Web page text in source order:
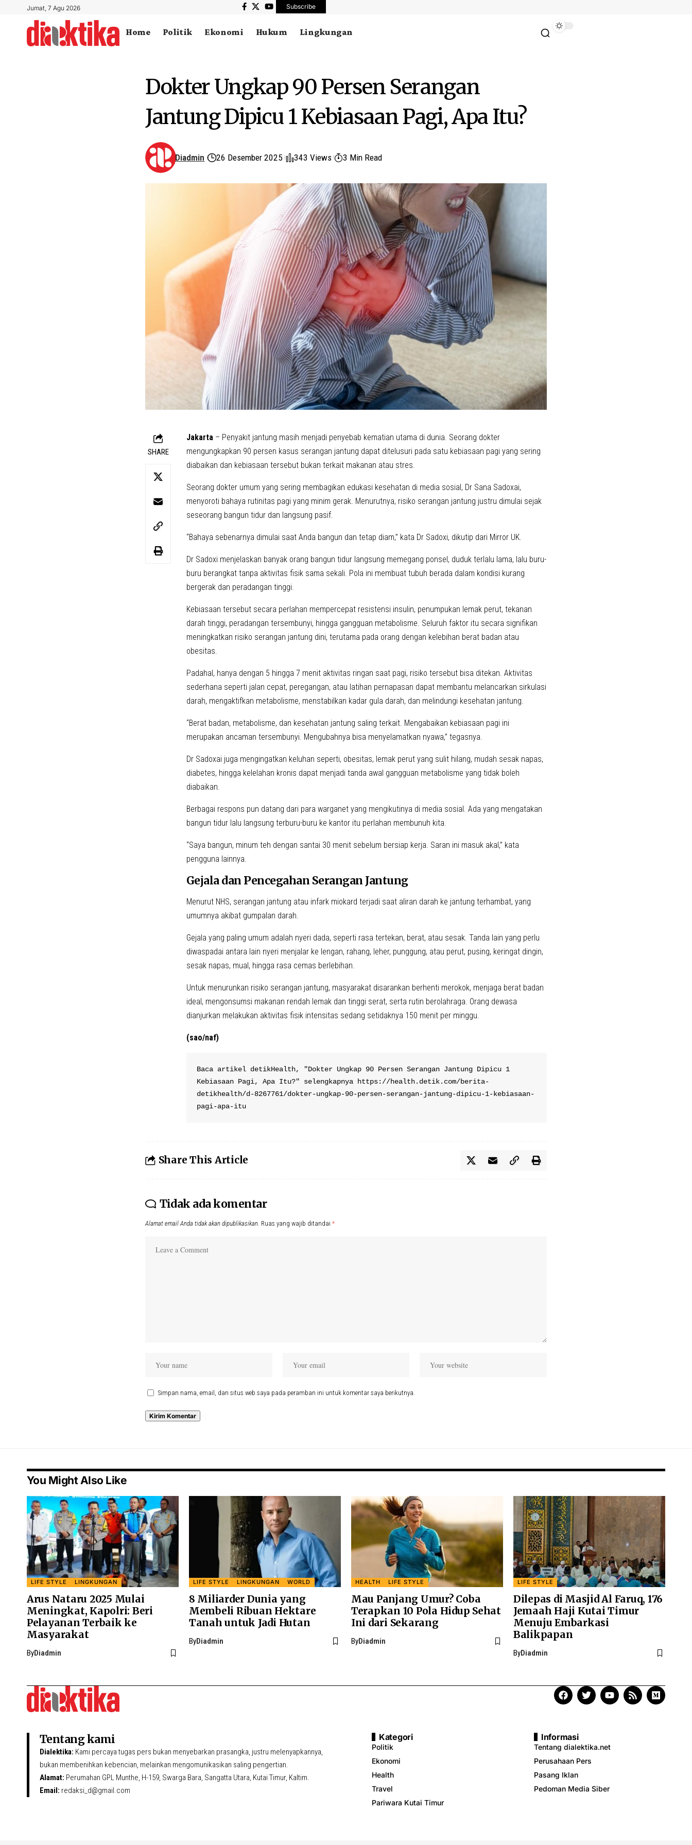
Jumat, 7 Agu 2026 Subscribe
Home Politik Ekonomi Hukum Lingkungan
Dokter Ungkap 90 Persen Serangan
Jantung Dipicu 1 Kebiasaan Pagi, Apa Itu?
Diadmin 26 Desember 2025 343 Views 3 Min Read
SHARE
Jakarta – Penyakit jantung masih menjadi penyebab kematian utama di dunia. Seorang dokter
mengungkapkan 90 persen kasus serangan jantung dapat ditelusuri pada satu kebiasaan pagi yang sering
diabaikan dan kebiasaan tersebut bukan terkait makanan atau stres.
Seorang dokter umum yang sering membagikan edukasi kesehatan di media sosial, Dr Sana Sadoxai,
menyoroti bahaya rutinitas pagi yang minim gerak. Menurutnya, risiko serangan jantung justru dimulai sejak
seseorang bangun tidur dan langsung pasif.
“Bahaya sebenarnya dimulai saat Anda bangun dan tetap diam,” kata Dr Sadoxi, dikutip dari Mirror UK.
Dr Sadoxi menjelaskan banyak orang bangun tidur langsung memegang ponsel, duduk terlalu lama, lalu buru-
buru berangkat tanpa aktivitas fisik sama sekali. Pola ini membuat tubuh berada dalam kondisi kurang
bergerak dan peradangan tinggi.
Kebiasaan tersebut secara perlahan mempercepat resistensi insulin, penumpukan lemak perut, tekanan
darah tinggi, peradangan tersembunyi, hingga gangguan metabolisme. Seluruh faktor itu secara signifikan
meningkatkan risiko serangan jantung dini, terutama pada orang dengan kelebihan berat badan atau
obesitas.
Padahal, hanya dengan 5 hingga 7 menit aktivitas ringan saat pagi, risiko tersebut bisa ditekan. Aktivitas
sederhana seperti jalan cepat, peregangan, atau latihan pernapasan dapat membantu melancarkan sirkulasi
darah, mengaktifkan metabolisme, menstabilkan kadar gula darah, dan melindungi kesehatan jantung.
“Berat badan, metabolisme, dan kesehatan jantung saling terkait. Mengabaikan kebiasaan pagi ini
merupakan ancaman tersembunyi. Mengubahnya bisa menyelamatkan nyawa,” tegasnya.
Dr Sadoxai juga mengingatkan keluhan seperti, obesitas, lemak perut yang sulit hilang, mudah sesak napas,
diabetes, hingga kelelahan kronis dapat menjadi tanda awal gangguan metabolisme yang tidak boleh
diabaikan.
Berbagai respons pun datang dari para warganet yang mengikutinya di media sosial. Ada yang mengatakan
bangun tidur lalu langsung terburu-buru ke kantor itu perlahan membunuh kita.
“Saya bangun, minum teh dengan santai 30 menit sebelum bersiap kerja. Saran ini masuk akal,” kata
pengguna lainnya.
Gejala dan Pencegahan Serangan Jantung
Menurut NHS, serangan jantung atau infark miokard terjadi saat aliran darah ke jantung terhambat, yang
umumnya akibat gumpalan darah.
Gejala yang paling umum adalah nyeri dada, seperti rasa tertekan, berat, atau sesak. Tanda lain yang perlu
diwaspadai antara lain nyeri menjalar ke lengan, rahang, leher, punggung, atau perut, pusing, keringat dingin,
sesak napas, mual, hingga rasa cemas berlebihan.
Untuk menurunkan risiko serangan jantung, masyarakat disarankan berhenti merokok, menjaga berat badan
ideal, mengonsumsi makanan rendah lemak dan tinggi serat, serta rutin berolahraga. Orang dewasa
dianjurkan melakukan aktivitas fisik intensitas sedang setidaknya 150 menit per minggu.
(sao/naf)
Baca artikel detikHealth, "Dokter Ungkap 90 Persen Serangan Jantung Dipicu 1
Kebiasaan Pagi, Apa Itu?" selengkapnya https://health.detik.com/berita-
detikhealth/d-8267761/dokter-ungkap-90-persen-serangan-jantung-dipicu-1-kebiasaan-
pagi-apa-itu
Share This Article
Tidak ada komentar
Alamat email Anda tidak akan dipublikasikan. Ruas yang wajib ditandai *
Simpan nama, email, dan situs web saya pada peramban ini untuk komentar saya berikutnya.
You Might Also Like
LIFE STYLE LINGKUNGAN
Arus Nataru 2025 Mulai
Meningkat, Kapolri: Beri
Pelayanan Terbaik ke
Masyarakat
ByDiadmin
LIFE STYLE LINGKUNGAN WORLD
8 Miliarder Dunia yang
Membeli Ribuan Hektare
Tanah untuk Jadi Hutan
ByDiadmin
HEALTH LIFE STYLE
Mau Panjang Umur? Coba
Terapkan 10 Pola Hidup Sehat
Ini dari Sekarang
ByDiadmin
LIFE STYLE
Dilepas di Masjid Al Faruq, 176
Jemaah Haji Kutai Timur
Menuju Embarkasi
Balikpapan
ByDiadmin
Tentang kami
Dialektika: Kami percaya tugas pers bukan menyebarkan prasangka, justru melenyapkannya,
bukan membenihkan kebencian, melainkan mengomunikasikan saling pengertian.
Alamat: Perumahan GPL Munthe, H-159, Swarga Bara, Sangatta Utara, Kutai Timur, Kaltim.
Email: redaksi_d@gmail.com
Kategori
Politik
Ekonomi
Health
Travel
Pariwara Kutai Timur
Informasi
Tentang dialektika.net
Perusahaan Pers
Pasang Iklan
Pedoman Media Siber